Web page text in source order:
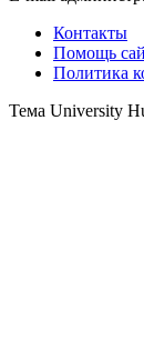
Контакты
Помощь
Политика
Тема University